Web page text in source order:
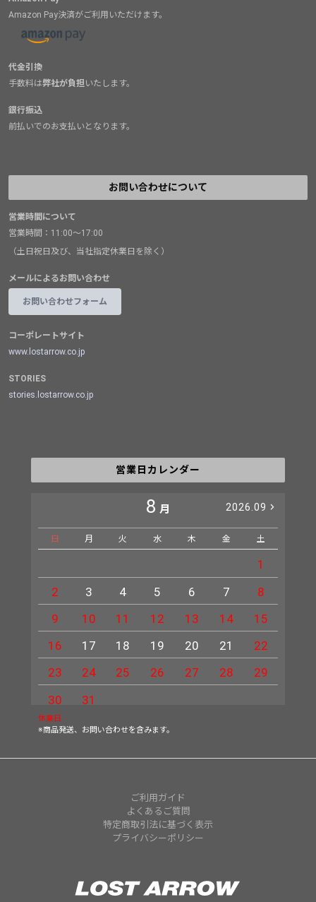
Amazon Pay決済がご利用いただけます。
代金引換
手数料は弊社が負担 いたします。
銀行振込
前払いでのお支払いとなります。
お問い合わせについて
営業時間について
営業時間：11:00～17:00
（土日祝日及び、当社指定休業日を除く）
メールによるお問い合わせ
お問い合わせフォーム
コーポレートサイト
www.lostarrow.co.jp
STORIES
stories.lostarrow.co.jp
営業日カレンダー
8 月 2026.09
日 月 火 水 木 金 土
1
2
3 4 5 6 7
8
9
10 11 12 13 14
15
16
17 18 19 20 21
22
23
24 25 26 27 28
29
30
31
休業日
※商品発送、お問い合わせを含みます。
ご利用ガイド
よくあるご質問
特定商取引法に基づく表示
プライバシーポリシー